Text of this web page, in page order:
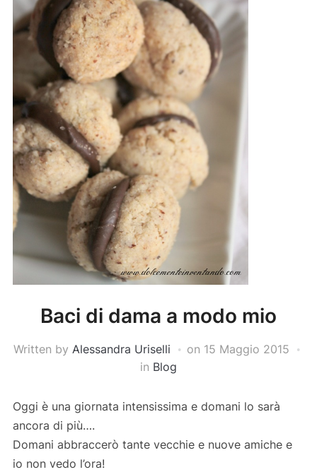
Baci di dama a modo mio
Written by Alessandra Uriselli on 15 Maggio 2015
in Blog
Oggi è una giornata intensissima e domani lo sarà
ancora di più….
Domani abbraccerò tante vecchie e nuove amiche e
io non vedo l’ora!